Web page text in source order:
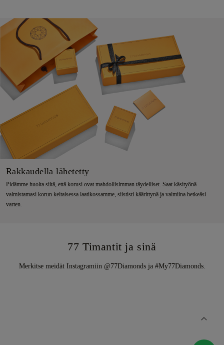
Rakkaudella lähetetty
Pidämme huolta siitä, että korusi ovat mahdollisimman täydelliset. Saat käsityönä
valmistamasi korun keltaisessa laatikossamme, siististi käärittynä ja valmiina hetkeäsi
varten.
77 Timantit ja sinä
Merkitse meidät Instagramiin @77Diamonds ja #My77Diamonds.